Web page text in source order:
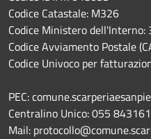
Codice Catastale: M326
Codice Ministero
Codice Avviamento Postale
Codice Univoco per
PEC:
Centralino Unico: 055 843161
Mail: